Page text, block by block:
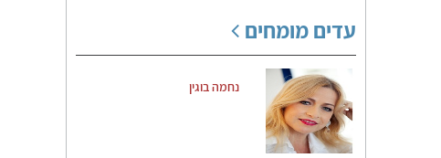
עדים מומחים
נחמה בוגין